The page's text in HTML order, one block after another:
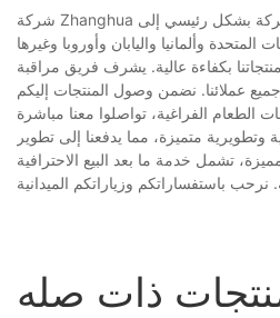
شركة Zhanghua هي شركة متخصصة في تصنيع مجففات الفراغ للأغذية، وتعمل في هذا المجال منذ أكثر من 10 سنوات، ويتم بيع منتجات الشركة بشكل رئيسي إلى
بكفاءة عالية. يشرف فريق مراقبة
عملائنا. نضمن وصول المنتجات إليكم
متميزة، مما يدفعنا إلى تطوير
تشمل خدمة ما بعد البيع الاحترافية
ذات صله